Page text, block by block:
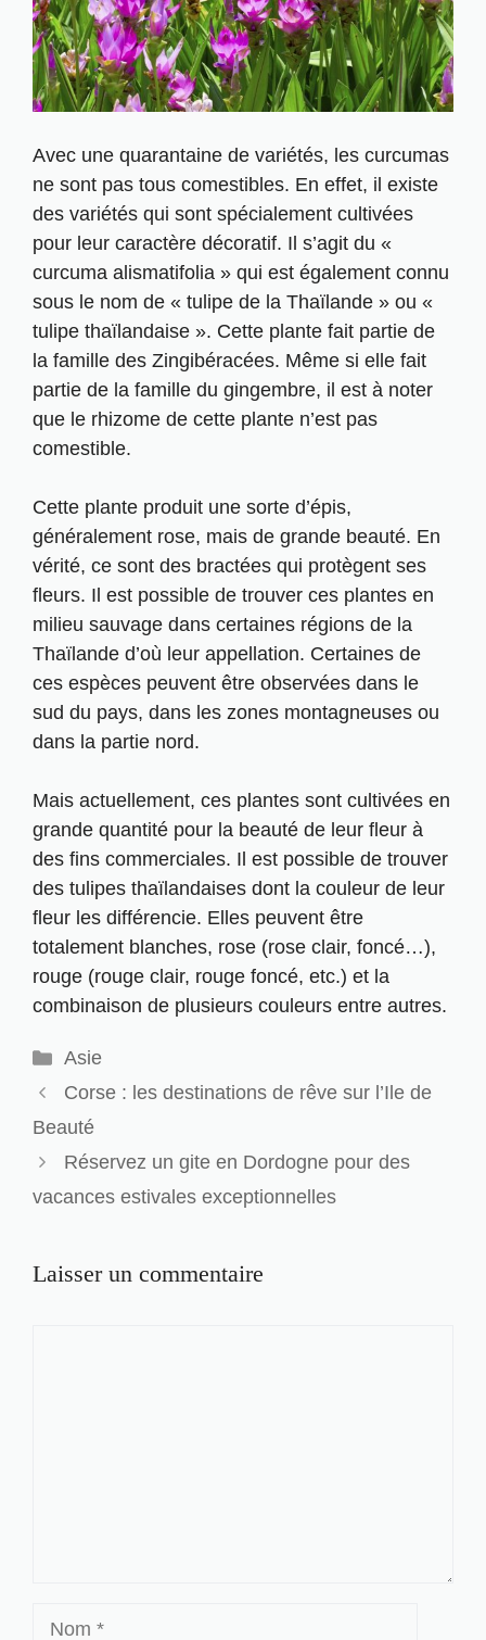
Avec une quarantaine de variétés, les curcumas
ne sont pas tous comestibles. En effet, il existe
des variétés qui sont spécialement cultivées
pour leur caractère décoratif. Il s’agit du «
curcuma alismatifolia » qui est également connu
sous le nom de « tulipe de la Thaïlande » ou «
tulipe thaïlandaise ». Cette plante fait partie de
la famille des Zingibéracées. Même si elle fait
partie de la famille du gingembre, il est à noter
que le rhizome de cette plante n’est pas
comestible.
Cette plante produit une sorte d’épis,
généralement rose, mais de grande beauté. En
vérité, ce sont des bractées qui protègent ses
fleurs. Il est possible de trouver ces plantes en
milieu sauvage dans certaines régions de la
Thaïlande d’où leur appellation. Certaines de
ces espèces peuvent être observées dans le
sud du pays, dans les zones montagneuses ou
dans la partie nord.
Mais actuellement, ces plantes sont cultivées en
grande quantité pour la beauté de leur fleur à
des fins commerciales. Il est possible de trouver
des tulipes thaïlandaises dont la couleur de leur
fleur les différencie. Elles peuvent être
totalement blanches, rose (rose clair, foncé…),
rouge (rouge clair, rouge foncé, etc.) et la
combinaison de plusieurs couleurs entre autres.
Catégories
Asie
Corse : les destinations de rêve sur l’Ile de
Beauté
Réservez un gite en Dordogne pour des
vacances estivales exceptionnelles
Laisser un commentaire